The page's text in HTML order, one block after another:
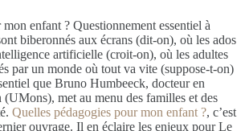
enfant ? Questionnement essentiel à
biberonnés aux écrans (dit-on), où les ados
artificielle (croit-on), où les adultes
par un monde où tout va vite (suppose-t-on)
que Bruno Humbeeck, docteur en
(UMons), met au menu des familles et des
Quelles pédagogies pour mon enfant ?, c’est
ouvrage. Il en éclaire les enjeux pour Le